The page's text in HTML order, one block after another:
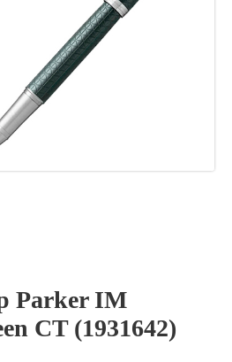
Parker IM
CT (1931642)